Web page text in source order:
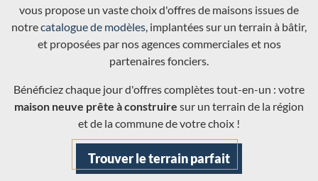
vous propose un vaste choix d'offres de maisons issues de
notrecatalogue de modèles, implantées sur un terrain à bâtir,
et proposées par nos agences commerciales et nos
partenaires fonciers.
Bénéficiez chaque jour d'offres complètes tout-en-un : votre
maison neuve prête à construire sur un terrain de la région
et de la commune de votre choix !
Trouver le terrain parfait